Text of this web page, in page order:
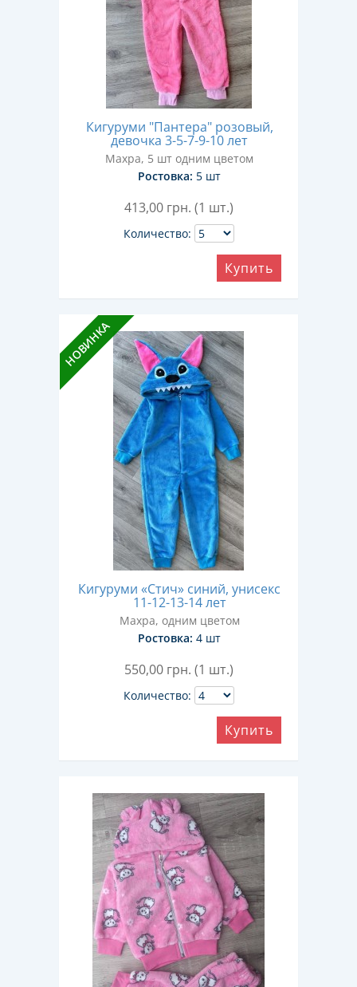
Кигуруми "Пантера" розовый,
девочка 3-5-7-9-10 лет
Махра, 5 шт одним цветом
Ростовка: 5 шт
413,00 грн. (1 шт.)
Количество:
Купить
НОВИНКА
Кигуруми «Стич» синий, унисекс
11-12-13-14 лет
Махра, одним цветом
Ростовка: 4 шт
550,00 грн. (1 шт.)
Количество:
Купить